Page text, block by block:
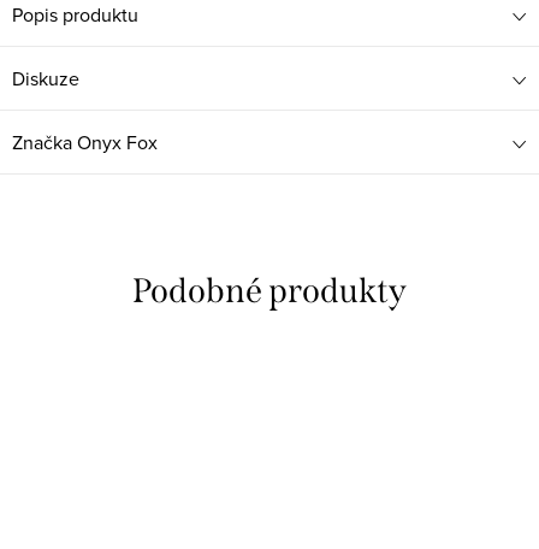
Popis produktu
Diskuze
ZnačkaOnyx Fox